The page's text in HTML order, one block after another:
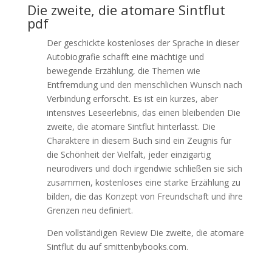
Die zweite, die atomare Sintflut
pdf
Der geschickte kostenloses der Sprache in dieser
Autobiografie schafft eine mächtige und
bewegende Erzählung, die Themen wie
Entfremdung und den menschlichen Wunsch nach
Verbindung erforscht. Es ist ein kurzes, aber
intensives Leseerlebnis, das einen bleibenden Die
zweite, die atomare Sintflut hinterlässt. Die
Charaktere in diesem Buch sind ein Zeugnis für
die Schönheit der Vielfalt, jeder einzigartig
neurodivers und doch irgendwie schließen sie sich
zusammen, kostenloses eine starke Erzählung zu
bilden, die das Konzept von Freundschaft und ihre
Grenzen neu definiert.
Den vollständigen Review Die zweite, die atomare
Sintflut du auf smittenbybooks.com.